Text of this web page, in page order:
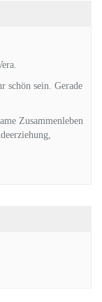
schön sein. Gerade
Zusammenleben